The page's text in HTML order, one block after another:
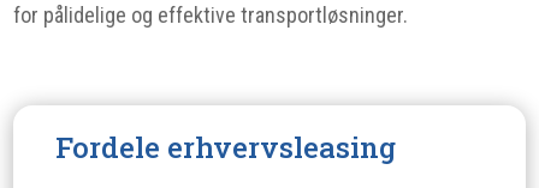
for pålidelige og effektive transportløsninger.
Fordele erhvervsleasing